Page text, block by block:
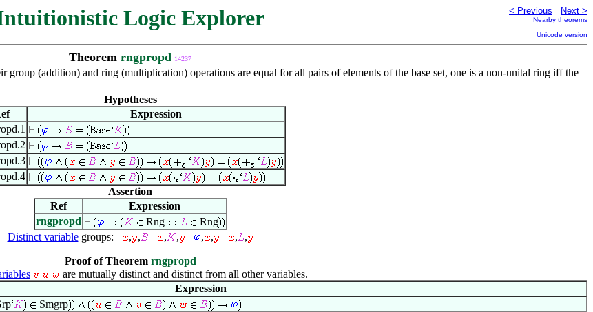
Logic Explorer < Previous Next >
Nearby theorems
Unicode version
Theorem rngpropd 14237
group (addition) and ring (multiplication) operations are equal for all pairs of elements of the base set, one is a non-unital ring iff the
Hypotheses
Expression
Assertion
Ref
Expression
rngpropd
Rng
Rng
Distinct variablegroups: , , , , , , , ,
Proof of Theorem rngpropd
are mutually distinct and distinct from all other variables.
Expression
Smgrp